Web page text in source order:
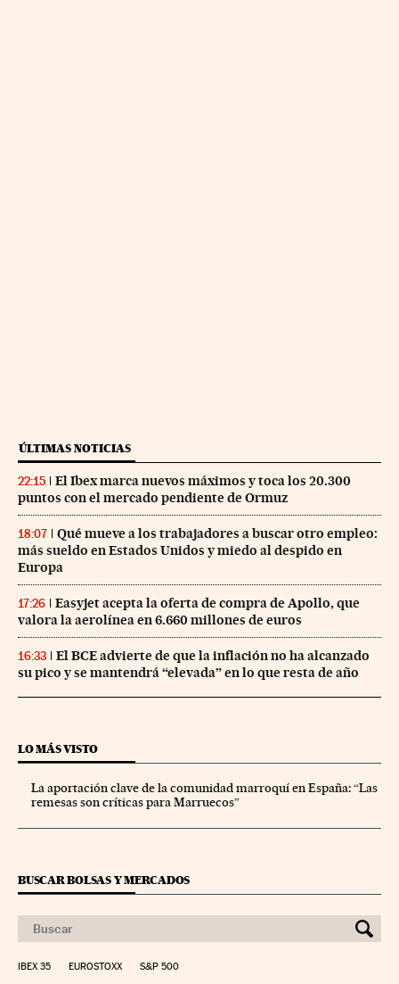
ÚLTIMAS NOTICIAS
22:15
El Ibex marca nuevos máximos y toca los 20.300
puntos con el mercado pendiente de Ormuz
18:07
Qué mueve a los trabajadores a buscar otro empleo:
más sueldo en Estados Unidos y miedo al despido en
Europa
17:26
Easyjet acepta la oferta de compra de Apollo, que
valora la aerolínea en 6.660 millones de euros
16:33
El BCE advierte de que la inflación no ha alcanzado
su pico y se mantendrá “elevada” en lo que resta de año
LO MÁS VISTO
La aportación clave de la comunidad marroquí en España: “Las
remesas son críticas para Marruecos”
BUSCAR BOLSAS Y MERCADOS
IBEX 35 EUROSTOXX S&P 500